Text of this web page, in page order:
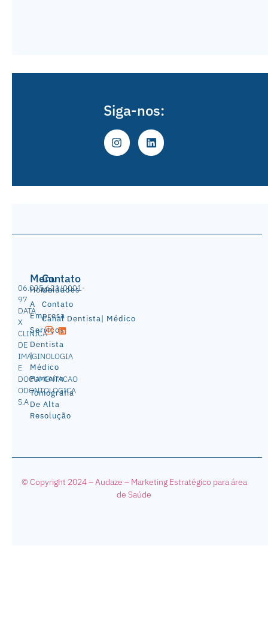
Siga-nos:
06.035.621/0001-
97
DATA
X
CLINICA
DE
IMAGINOLOGIA
E
DOCUMENTACAO
ODONTOLOGICA
S.A
Menu
Home
A
Empresa
Serviços
Dentista
|
Médico
Parceiro
Tomografia
De Alta
Resolução
Contato
Unidades
Contato
Canal Dentista| Médico
© Copyright 2024 – Audaze – Marketing Estratégico para área
de Saúde